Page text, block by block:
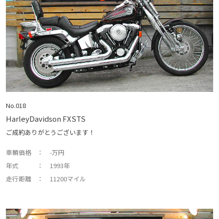
No.018
HarleyDavidson FXSTS
ご成約ありがとうございます！
車輌価格
： -万円
年式
： 1993年
走行距離
： 11200マイル